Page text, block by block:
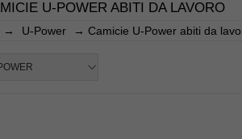
INSERISCI IL NOME DEL
U-POWER ABITI DA LAVORO
→ U-Power → Camicie U-Power abiti da